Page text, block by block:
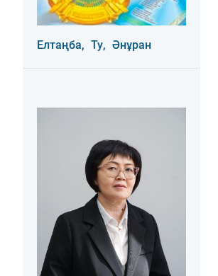
Елтаңба, Ту, Әнұран